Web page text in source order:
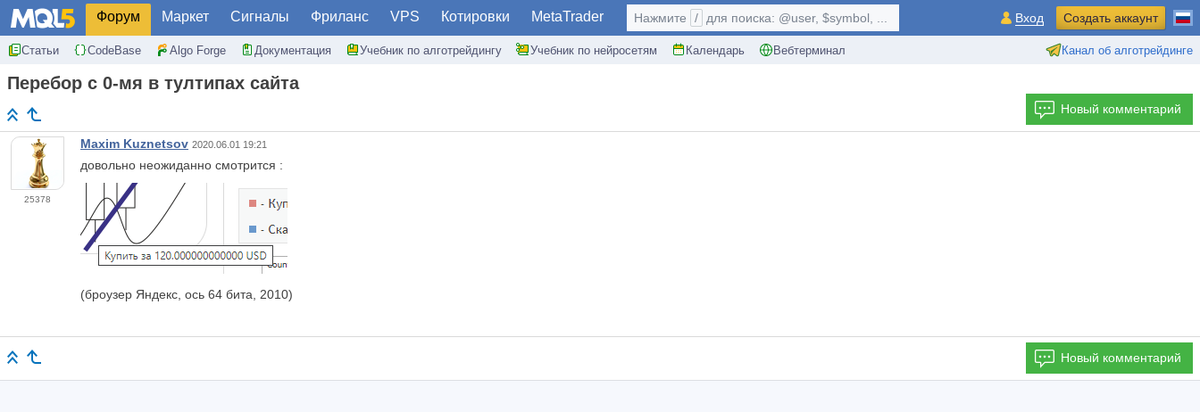
Форум Маркет Сигналы Фриланс VPS Котировки MetaTrader
Статьи CodeBase Algo Forge Документация Учебник по алготрейдингу Учебник по нейросетям Календарь Вебтерминал Канал об алготрейдинге
Нажмите / для поиска: @user, $symbol, ... Вход Создать аккаунт
Перебор с 0-мя в тултипах сайта
Новый комментарий
25378
Maxim Kuznetsov 2020.06.01 19:21
довольно неожиданно смотрится :
(броузер Яндекс, ось 64 бита, 2010)
Новый комментарий